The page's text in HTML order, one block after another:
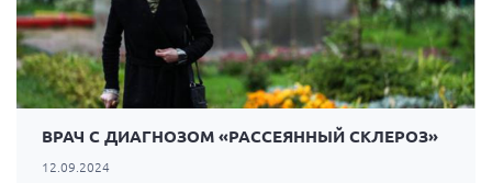
ВРАЧ С ДИАГНОЗОМ «РАССЕЯННЫЙ СКЛЕРОЗ»
12.09.2024